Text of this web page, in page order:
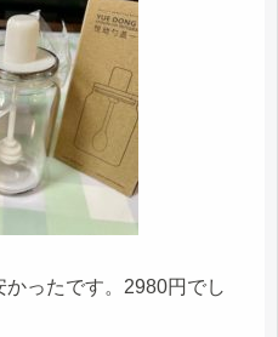
ったです。2980円でし